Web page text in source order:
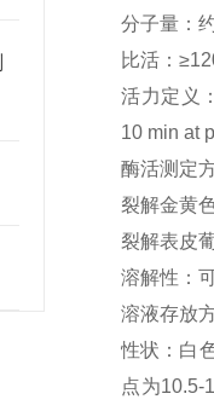
分子量：
比活：
活力定义
10 min at
酶活测定
裂解金黄
裂解表皮
溶解性：
溶液存放
性状：白
点为10.5-